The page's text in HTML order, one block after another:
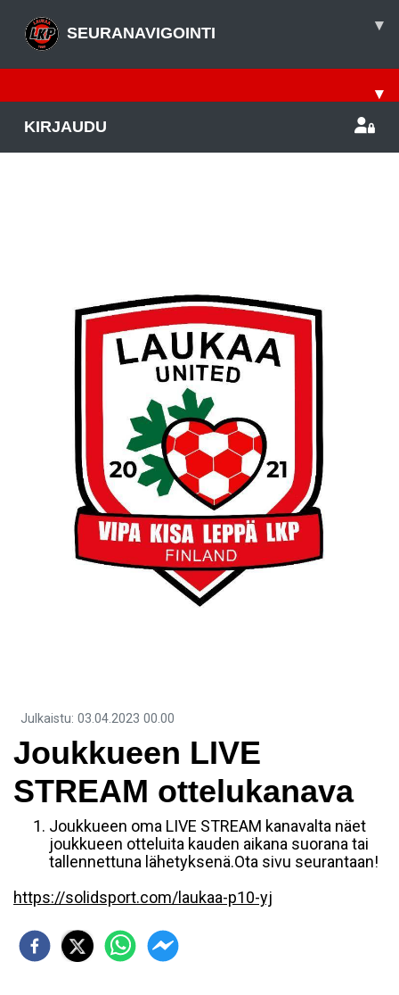
SEURANAVIGOINTI ▾
▾
KIRJAUDU
Julkaistu: 03.04.2023 00.00
Joukkueen LIVE
STREAM ottelukanava
Joukkueen oma LIVE STREAM kanavalta näet
joukkueen otteluita kauden aikana suorana tai
tallennettuna lähetyksenä.Ota sivu seurantaan!
https://solidsport.com/laukaa-p10-yj